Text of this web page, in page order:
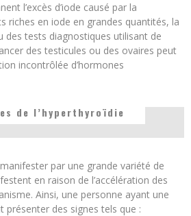
l’excès d’iode causé par la
riches en iode en grandes quantités, la
des tests diagnostiques utilisant de
des testicules ou des ovaires peut
incontrôlée d’hormones
de l’hyperthyroïdie
par une grande variété de
en raison de l’accélération des
Ainsi, une personne ayant une
présenter des signes tels que :